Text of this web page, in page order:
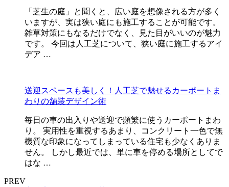
「芝生の庭」と聞くと、広い庭を想像される方が多く
いますが、実は狭い庭にも施工することが可能です。
雑草対策にもなるだけでなく、見た目がいいのが魅力
です。 今回は人工芝について、狭い庭に施工するアイ
デア …
送迎スペースも美しく！人工芝で魅せるカーポートま
わりの舗装デザイン術
毎日の車の出入りや送迎で頻繁に使うカーポートまわ
り。 実用性を重視するあまり、コンクリート一色で無
機質な印象になってしまっている住宅も少なくありま
せん。 しかし最近では、単に車を停める場所としてで
はな …
PREV